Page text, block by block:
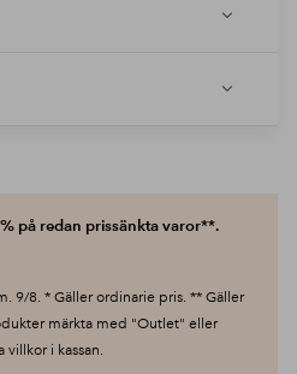
på redan prissänkta varor**.
9/8. * Gäller ordinarie pris. ** Gäller
märkta med "Outlet" eller
i kassan.